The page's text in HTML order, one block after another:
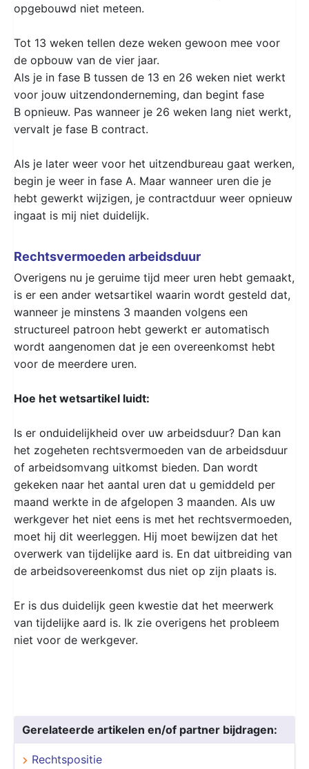
opgebouwd niet meteen.
Tot 13 weken tellen deze weken gewoon mee voor
de opbouw van de vier jaar.
Als je in fase B tussen de 13 en 26 weken niet werkt
voor jouw uitzendonderneming, dan begint fase
B opnieuw. Pas wanneer je 26 weken lang niet werkt,
vervalt je fase B contract.
Als je later weer voor het uitzendbureau gaat werken,
begin je weer in fase A. Maar wanneer uren die je
hebt gewerkt wijzigen, je contractduur weer opnieuw
ingaat is mij niet duidelijk.
Rechtsvermoeden arbeidsduur
Overigens nu je geruime tijd meer uren hebt gemaakt,
is er een ander wetsartikel waarin wordt gesteld dat,
wanneer je minstens 3 maanden volgens een
structureel patroon hebt gewerkt er automatisch
wordt aangenomen dat je een overeenkomst hebt
voor de meerdere uren.
Hoe het wetsartikel luidt:
Is er onduidelijkheid over uw arbeidsduur? Dan kan
het zogeheten rechtsvermoeden van de arbeidsduur
of arbeidsomvang uitkomst bieden. Dan wordt
gekeken naar het aantal uren dat u gemiddeld per
maand werkte in de afgelopen 3 maanden. Als uw
werkgever het niet eens is met het rechtsvermoeden,
moet hij dit weerleggen. Hij moet bewijzen dat het
overwerk van tijdelijke aard is. En dat uitbreiding van
de arbeidsovereenkomst dus niet op zijn plaats is.
Er is dus duidelijk geen kwestie dat het meerwerk
van tijdelijke aard is. Ik zie overigens het probleem
niet voor de werkgever.
Gerelateerde artikelen en/of partner bijdragen:
Rechtspositie